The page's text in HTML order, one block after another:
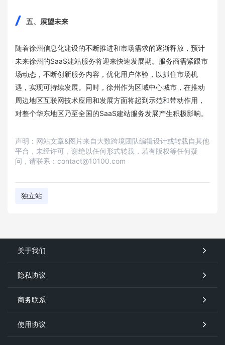
五、展望未来
随着徐州信息化建设的不断推进和市场需求的逐渐释放，预计
未来徐州的SaaS建站服务将迎来快速发展期。服务商需紧跟市
场动态，不断创新服务内容，优化用户体验，以抓住市场机
遇，实现可持续发展。同时，徐州作为区域中心城市，在推动
周边地区互联网技术应用和发展方面将起到示范和带动作用，
对整个华东地区乃至全国的SaaS建站服务发展产生积极影响。
声明：网站文章&图片来自大数跨境团队编辑设计或转载自其他
平台，未经许可，谢绝以任何形式转载，若有版权等任何疑
问，请联系：contact@10100.com
独立站
关于我们
隐私协议
商务联系
使用协议